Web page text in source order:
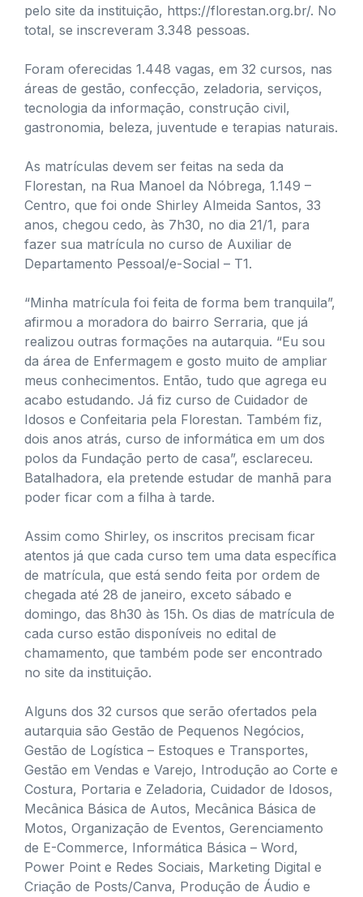
pelo site da instituição, https://florestan.org.br/. No
total, se inscreveram 3.348 pessoas.
Foram oferecidas 1.448 vagas, em 32 cursos, nas
áreas de gestão, confecção, zeladoria, serviços,
tecnologia da informação, construção civil,
gastronomia, beleza, juventude e terapias naturais.
As matrículas devem ser feitas na seda da
Florestan, na Rua Manoel da Nóbrega, 1.149 –
Centro, que foi onde Shirley Almeida Santos, 33
anos, chegou cedo, às 7h30, no dia 21/1, para
fazer sua matrícula no curso de Auxiliar de
Departamento Pessoal/e-Social – T1.
“Minha matrícula foi feita de forma bem tranquila”,
afirmou a moradora do bairro Serraria, que já
realizou outras formações na autarquia. “Eu sou
da área de Enfermagem e gosto muito de ampliar
meus conhecimentos. Então, tudo que agrega eu
acabo estudando. Já fiz curso de Cuidador de
Idosos e Confeitaria pela Florestan. Também fiz,
dois anos atrás, curso de informática em um dos
polos da Fundação perto de casa”, esclareceu.
Batalhadora, ela pretende estudar de manhã para
poder ficar com a filha à tarde.
Assim como Shirley, os inscritos precisam ficar
atentos já que cada curso tem uma data específica
de matrícula, que está sendo feita por ordem de
chegada até 28 de janeiro, exceto sábado e
domingo, das 8h30 às 15h. Os dias de matrícula de
cada curso estão disponíveis no edital de
chamamento, que também pode ser encontrado
no site da instituição.
Alguns dos 32 cursos que serão ofertados pela
autarquia são Gestão de Pequenos Negócios,
Gestão de Logística – Estoques e Transportes,
Gestão em Vendas e Varejo, Introdução ao Corte e
Costura, Portaria e Zeladoria, Cuidador de Idosos,
Mecânica Básica de Autos, Mecânica Básica de
Motos, Organização de Eventos, Gerenciamento
de E-Commerce, Informática Básica – Word,
Power Point e Redes Sociais, Marketing Digital e
Criação de Posts/Canva, Produção de Áudio e